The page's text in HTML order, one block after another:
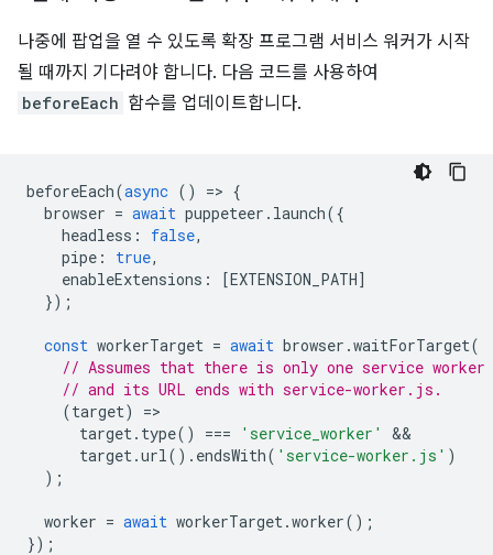
나중에 팝업을 열 수 있도록 확장 프로그램 서비스 워커가 시작
될 때까지 기다려야 합니다. 다음 코드를 사용하여
beforeEach 함수를 업데이트합니다.
beforeEach(async () => {
browser = await puppeteer . launch({
headless : false,
pipe : true,
enableExtensions : [EXTENSION_PATH]
});
const workerTarget = await browser .waitForTarget(
// Assumes that there is only one service worker
// and its URL ends with service-worker.js.
(target) =
target. type() === 'service_worker'
target.url(). endsWith( 'service-worker.js' )
);
worker = await workerTarget.worker();
});